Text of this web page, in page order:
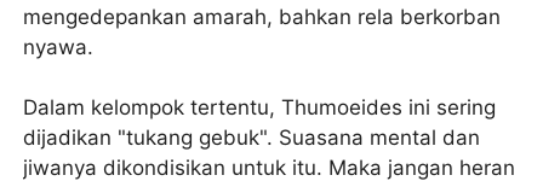
mengedepankan amarah, bahkan rela berkorban
nyawa.
Dalam kelompok tertentu, Thumoeides ini sering
dijadikan "tukang gebuk". Suasana mental dan
jiwanya dikondisikan untuk itu. Maka jangan heran